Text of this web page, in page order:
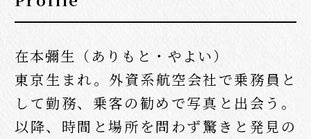
在本彌生（ありもと・やよい）
東京生まれ。外資系航空会社で乗務員と
して勤務、乗客の勧めで写真と出会う。
以降、時間と場所を問わず驚きと発見の